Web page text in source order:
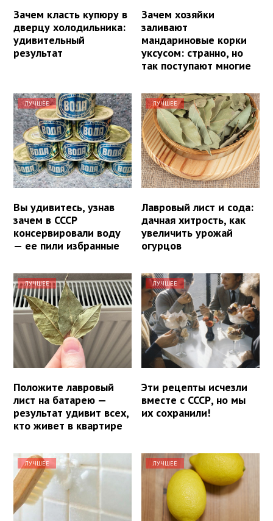
Зачем класть купюру в
дверцу холодильника:
удивительный
результат
Зачем хозяйки
заливают
мандариновые корки
уксусом: странно, но
так поступают многие
ЛУЧШЕЕ
Вы удивитесь, узнав
зачем в СССР
консервировали воду
— ее пили избранные
ЛУЧШЕЕ
Лавровый лист и сода:
дачная хитрость, как
увеличить урожай
огурцов
ЛУЧШЕЕ
Положите лавровый
лист на батарею —
результат удивит всех,
кто живет в квартире
ЛУЧШЕЕ
Эти рецепты исчезли
вместе с СССР, но мы
их сохранили!
ЛУЧШЕЕ ЛУЧШЕЕ